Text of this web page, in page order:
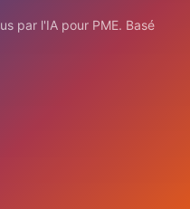
par l'IA pour PME. Basé